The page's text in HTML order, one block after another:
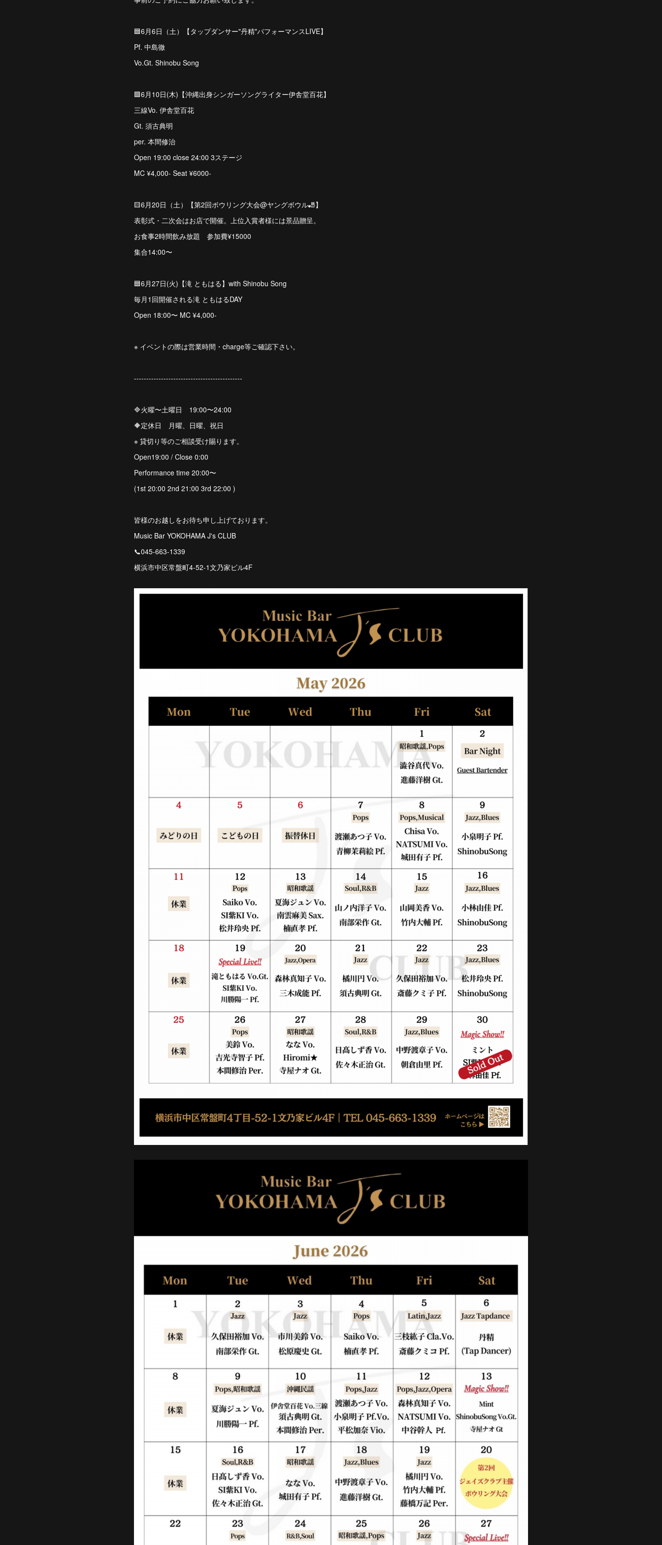
🟦6月6日（土）【タップダンサー"丹精"パフォーマンスLIVE】
Pf. 中島徹
Vo.Gt. Shinobu Song
🟩6月10日(木)【沖縄出身シンガーソングライター伊舎堂百花】
三線Vo. 伊舎堂百花
Gt. 須古典明
per. 本間修治
Open 19:00 close 24:00 3ステージ
MC ¥4,000- Seat ¥6000-
🟨6月20日（土）【第2回ボウリング大会@ヤングボウル🎳】
表彰式・二次会はお店で開催。上位入賞者様には景品贈呈。
お食事2時間飲み放題 参加費¥15000
集合14:00〜
🟦6月27日(火)【滝 ともはる】with Shinobu Song
毎月1回開催される滝 ともはるDAY
Open 18:00〜 MC ¥4,000-
※ イベントの際は営業時間・charge等ご確認下さい。
--------------------------------------------
🔷火曜〜土曜日 19:00〜24:00
🔶定休日 月曜、日曜、祝日
※ 貸切り等のご相談受け賜ります。
Open19:00 / Close 0:00
Performance time 20:00〜
(1st 20:00 2nd 21:00 3rd 22:00 )
皆様のお越しをお待ち申し上げております。
Music Bar YOKOHAMA J's CLUB
📞045-663-1339
横浜市中区常盤町4-52-1文乃家ビル4F